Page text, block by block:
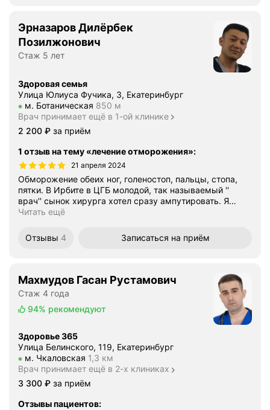
Эрназаров Дилёрбек
Позилжонович
Стаж 5 лет
Здоровая семья
Улица Юлиуса Фучика, 3, Екатеринбург
Метро м. Ботаническая Расстояние 850 м
м. Ботаническая 850 м
Врач принимает ещё в 1-ой клинике
Цена
2200
2 200 ₽ за приём
1 отзыв на тему «лечение отморожения»:
21 апреля 2024
Обморожение обеих ног, голеностоп, пальцы, стопа,
пятки. В Ирбите в ЦГБ молодой, так называемый ''
врач'' сынок хирурга хотел сразу ампутировать. Я…
Читать ещё
Отзывы 4 Записаться на приём
Махмудов Гасан Рустамович
Стаж 4 года
94% рекомендуют
Здоровье 365
Улица Белинского, 119, Екатеринбург
Метро м. Чкаловская Расстояние 1,3 км
м. Чкаловская 1,3 км
Врач принимает ещё в 2-х клиниках
Цена
3300
3 300 ₽ за приём
Отзывы пациентов: